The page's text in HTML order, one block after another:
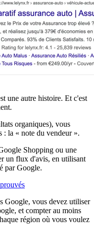
une autre histoire. Et c'est
organiques), vous
: la « note du vendeur ».
Shopping ou une
un flux d'avis, en utilisant
par Google.
Google, vous devez utiliser
et compter au moins
région où vous voulez